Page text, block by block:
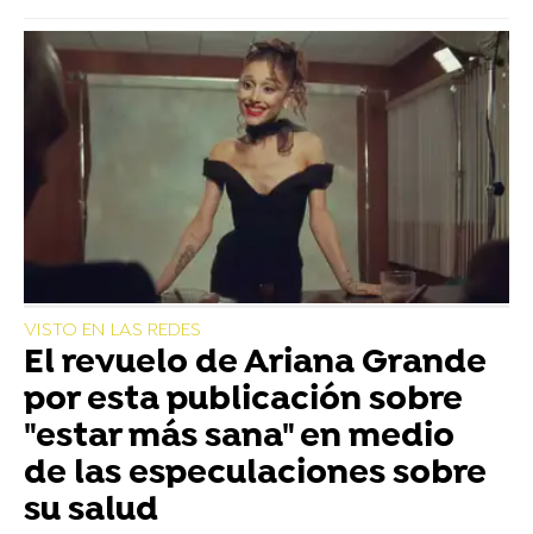
VISTO EN LAS REDES
El revuelo de Ariana Grande
por esta publicación sobre
"estar más sana" en medio
de las especulaciones sobre
su salud